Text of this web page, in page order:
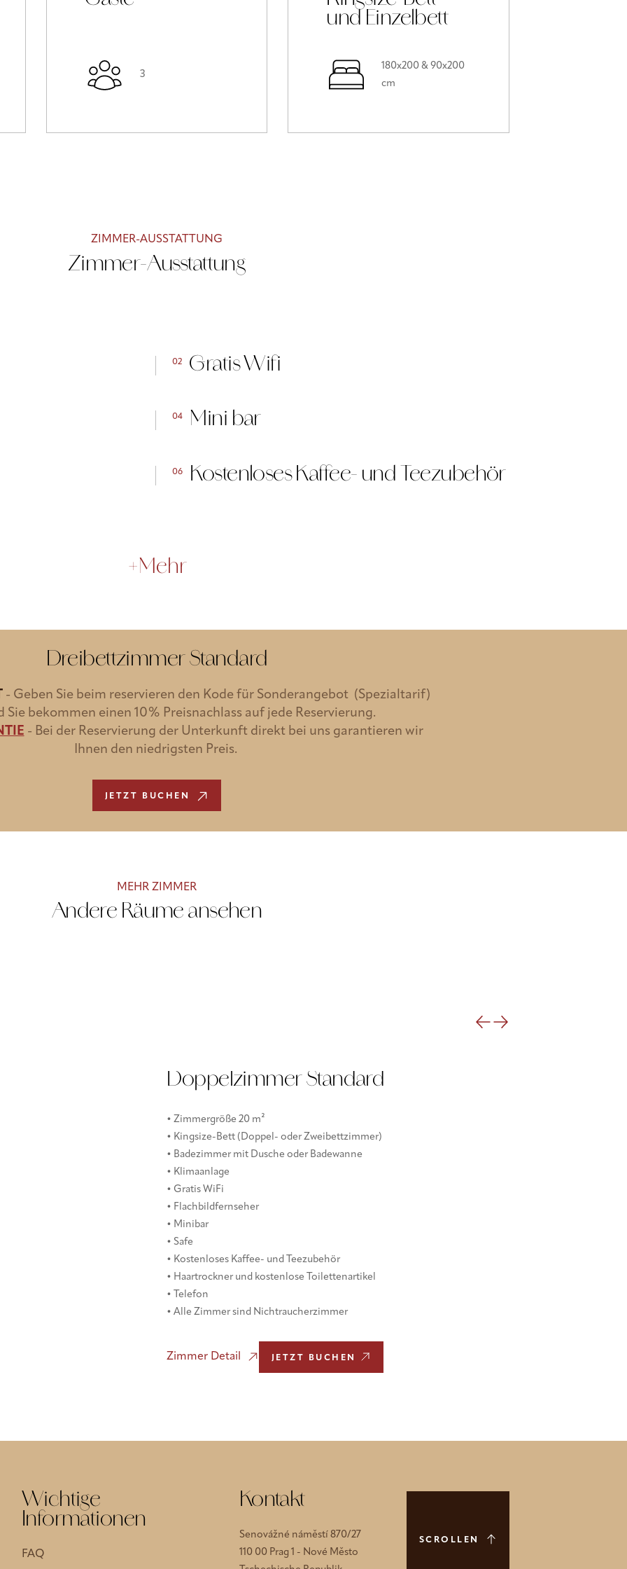
3
und Einzelbett
180x200 & 90x200
cm
ZIMMER-AUSSTATTUNG
Zimmer-Ausstattung
02 Gratis Wifi
04 Mini bar
06 Kostenloses Kaffee- und Teezubehör
+Mehr
Dreibettzimmer Standard
- Geben Sie beim reservieren den Kode für Sonderangebot (Spezialtarif)
Sie bekommen einen 10% Preisnachlass auf jede Reservierung.
- Bei der Reservierung der Unterkunft direkt bei uns garantieren wir
Ihnen den niedrigsten Preis.
JETZT BUCHEN
MEHR ZIMMER
Andere Räume ansehen
Doppelzimmer Standard
• Zimmergröße 20 m²
• Kingsize-Bett (Doppel- oder Zweibettzimmer)
• Badezimmer mit Dusche oder Badewanne
• Klimaanlage
• Gratis WiFi
• Flachbildfernseher
• Minibar
• Safe
• Kostenloses Kaffee- und Teezubehör
• Haartrockner und kostenlose Toilettenartikel
• Telefon
• Alle Zimmer sind Nichtraucherzimmer
Zimmer Detail JETZT BUCHEN
Wichtige
Informationen
FAQ
Kontakt
Senovážné náměstí 870/27
110 00 Prag 1 - Nové Město
SCROLLEN